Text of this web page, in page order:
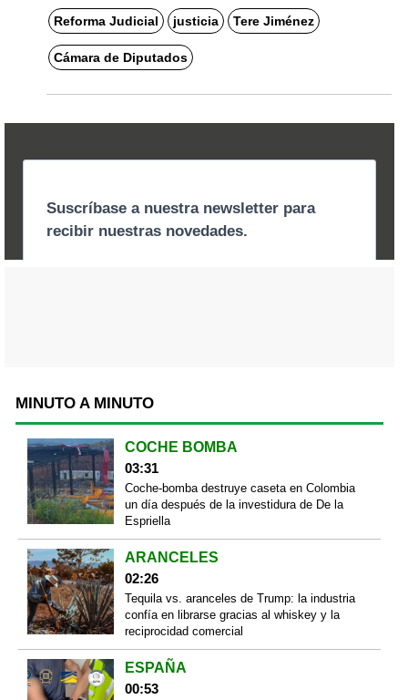
Reforma Judicial justicia Tere Jiménez
Cámara de Diputados
MINUTO A MINUTO
COCHE BOMBA
03:31
Coche-bomba destruye caseta en Colombia
un día después de la investidura de De la
Espriella
ARANCELES
02:26
Tequila vs. aranceles de Trump: la industria
confía en librarse gracias al whiskey y la
reciprocidad comercial
ESPAÑA
00:53